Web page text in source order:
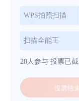
WPS拍照扫描
扫描全能王
20人参与 投票已截
投票结